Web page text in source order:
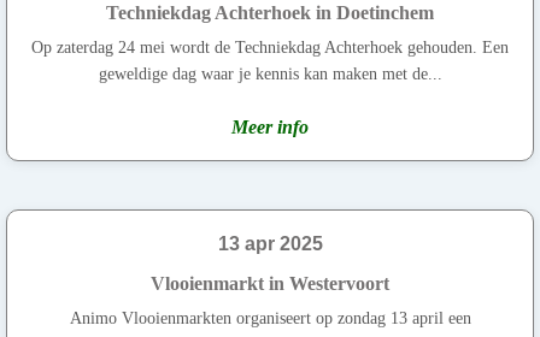
Techniekdag Achterhoek in Doetinchem
Op zaterdag 24 mei wordt de Techniekdag Achterhoek gehouden. Een
geweldige dag waar je kennis kan maken met de...
Meer info
13 apr 2025
Vlooienmarkt in Westervoort
Animo Vlooienmarkten organiseert op zondag 13 april een